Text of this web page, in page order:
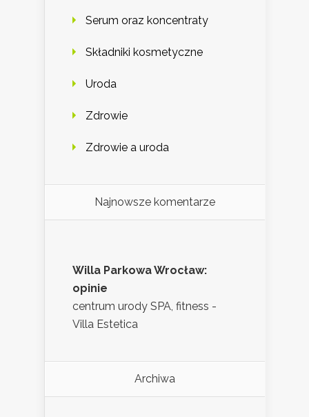
Serum oraz koncentraty
Składniki kosmetyczne
Uroda
Zdrowie
Zdrowie a uroda
Najnowsze komentarze
Willa Parkowa Wrocław:
opinie
centrum urody SPA, fitness -
Villa Estetica
Archiwa